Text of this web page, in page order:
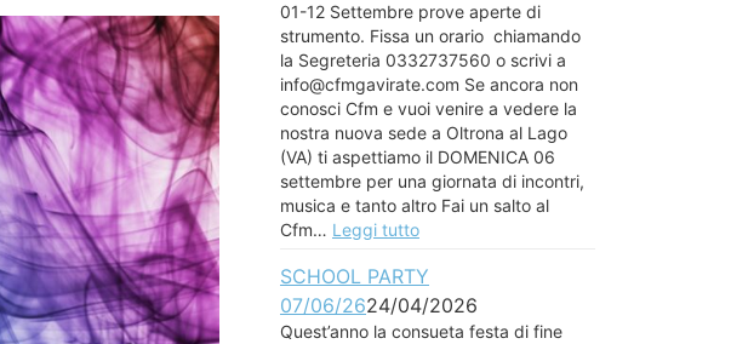
01-12 Settembre prove aperte di
strumento. Fissa un orario chiamando
la Segreteria 0332737560 o scrivi a
info@cfmgavirate.com Se ancora non
conosci Cfm e vuoi venire a vedere la
nostra nuova sede a Oltrona al Lago
(VA) ti aspettiamo il DOMENICA 06
settembre per una giornata di incontri,
musica e tanto altro Fai un salto al
Cfm… Leggi tutto
SCHOOL PARTY
07/06/2624/04/2026
Quest’anno la consueta festa di fine